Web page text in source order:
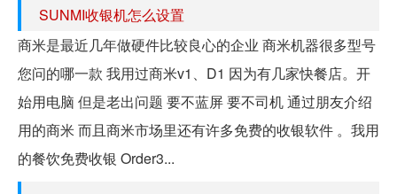
SUNMI收银机怎么设置
商米是最近几年做硬件比较良心的企业 商米机器很多型号
您问的哪一款 我用过商米v1、D1 因为有几家快餐店。开
始用电脑 但是老出问题 要不蓝屏 要不司机 通过朋友介绍
用的商米 而且商米市场里还有许多免费的收银软件 。我用
的餐饮免费收银 Order3...